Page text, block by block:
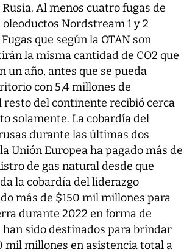
Al menos cuatro fugas de
Nordstream 1 y 2
que según la OTAN son
la misma cantidad de CO2 que
un año, antes que se pueda
con 5,4 millones de
resto del continente recibió cerca
solamente. La cobardía del
durante las últimas dos
Unión Europea ha pagado más de
de gas natural desde que
la cobardía del liderazgo
más de $150 mil millones para
durante 2022 en forma de
sido destinados para brindar
mil millones en asistencia total a